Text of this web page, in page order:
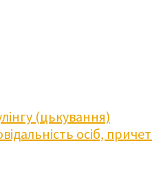
(цькування)
осіб,